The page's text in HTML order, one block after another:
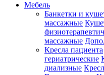
Мебель
Банкетки и
массажные
массажные
Кресла пациента
гериатрические
диализные